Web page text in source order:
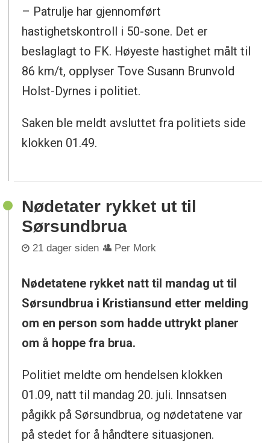
– Patrulje har gjennomført
hastighetskontroll i 50-sone. Det er
beslaglagt to FK. Høyeste hastighet målt til
86 km/t, opplyser Tove Susann Brunvold
Holst-Dyrnes i politiet.
Saken ble meldt avsluttet fra politiets side
klokken 01.49.
Nødetater rykket ut til
Sørsundbrua
21 dager siden Per Mork
Nødetatene rykket natt til mandag ut til
Sørsundbrua i Kristiansund etter melding
om en person som hadde uttrykt planer
om å hoppe fra brua.
Politiet meldte om hendelsen klokken
01.09, natt til mandag 20. juli. Innsatsen
pågikk på Sørsundbrua, og nødetatene var
på stedet for å håndtere situasjonen.